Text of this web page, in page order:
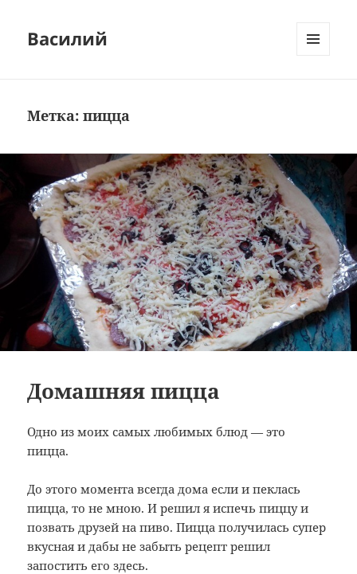
Василий
Метка:пицца
Домашняя пицца
Одно из моих самых любимых блюд — это
пицца.
До этого момента всегда дома если и пеклась
пицца, то не мною. И решил я испечь пиццу и
позвать друзей на пиво. Пицца получилась супер
вкусная и дабы не забыть рецепт решил
запостить его здесь.